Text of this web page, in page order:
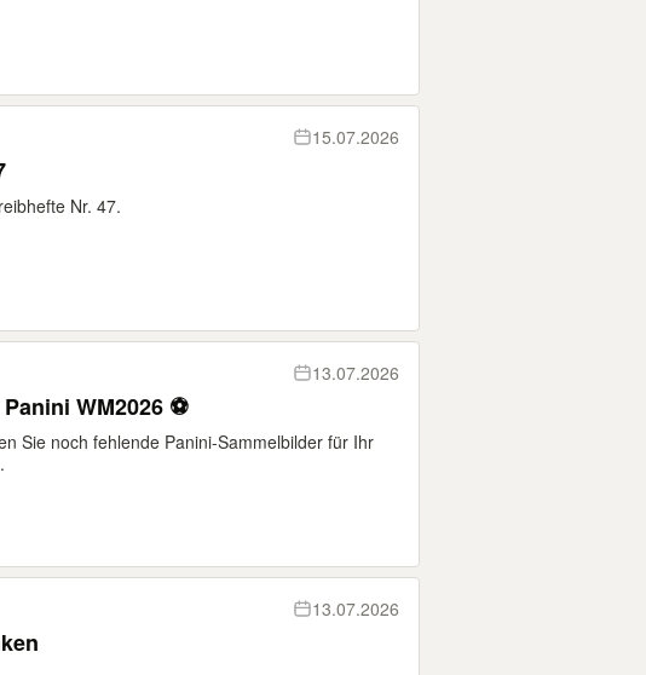
15.07.2026
Nr. 47.
13.07.2026
WM2026 ⚽️
Sie noch fehlende Panini-Sammelbilder für Ihr
13.07.2026